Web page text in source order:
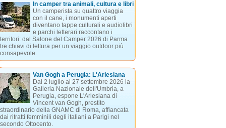
In camper tra animali, cultura e libri
Un camperista su quattro viaggia
con il cane, i monumenti aperti
diventano tappe culturali e audiolibri
e parchi letterari raccontano i
territori: dal Salone del Camper 2026 di Parma
tre chiavi di lettura per un viaggio outdoor più
consapevole.
Van Gogh a Perugia: L'Arlesiana
Dal 2 luglio al 27 settembre 2026 la
Galleria Nazionale dell'Umbria, a
Perugia, espone L'Arlesiana di
Vincent van Gogh, prestito
straordinario della GNAMC di Roma, affiancata
dai ritratti femminili degli italiani a Parigi nel
secondo Ottocento.